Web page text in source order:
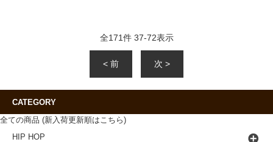
全171件 37-72表示
< 前 次 >
CATEGORY
全ての商品 (新入荷更新順はこちら)
HIP HOP